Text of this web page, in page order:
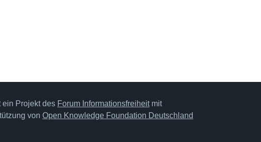
ein Projekt des Forum Informationsfreiheitmit
von Open Knowledge Foundation Deutschland